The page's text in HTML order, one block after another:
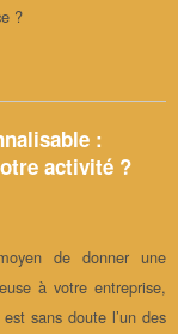
?
:
activité ?
de donner une
à votre entreprise,
sans doute l’un des